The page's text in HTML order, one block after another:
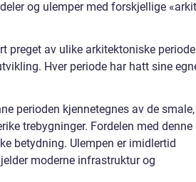
og ulemper med forskjellige
preget av ulike arkitektoniske
Hver periode har hatt sine
perioden kjennetegnes av de smale,
trebygninger. Fordelen med denne
betydning. Ulempen er imidlertid
moderne infrastruktur og